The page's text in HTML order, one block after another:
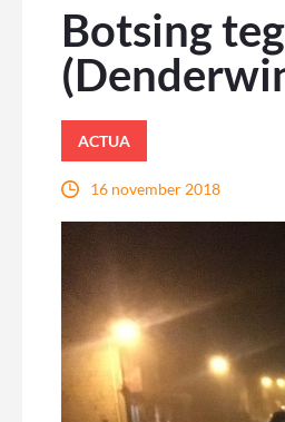
Botsing
ACTUA
16 november 2018